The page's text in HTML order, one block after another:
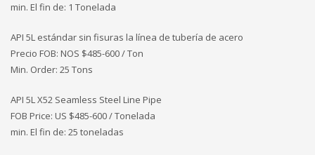
min. El fin de: 1 Tonelada
API 5L estándar sin fisuras la línea de tubería de acero
Precio FOB: NOS $485-600 / Ton
Min. Order: 25 Tons
API 5L X52 Seamless Steel Line Pipe
FOB Price: US $485-600 / Tonelada
min. El fin de: 25 toneladas